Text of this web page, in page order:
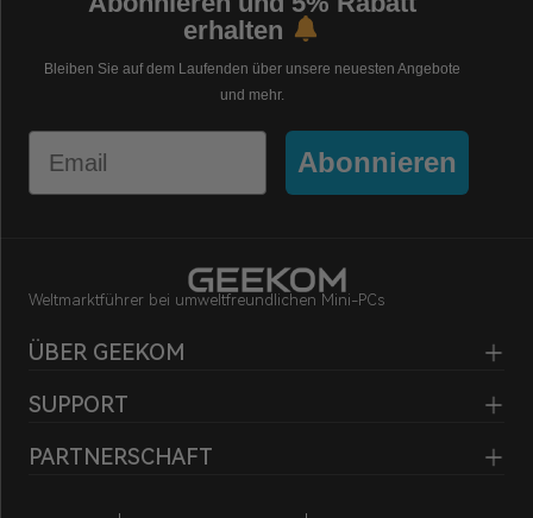
erhalten
Bleiben Sie auf dem Laufenden über unsere neuesten Angebote
und mehr.
Abonnieren
Weltmarktführer bei umweltfreundlichen Mini-PCs
ÜBER GEEKOM
SUPPORT
PARTNERSCHAFT